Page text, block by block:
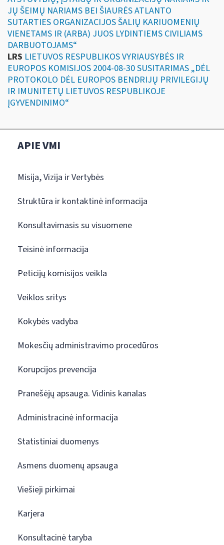
JŲ ŠEIMŲ NARIAMS BEI ŠIAURĖS ATLANTO
SUTARTIES ORGANIZACIJOS ŠALIŲ KARIUOMENIŲ
VIENETAMS IR (ARBA) JUOS LYDINTIEMS CIVILIAMS
DARBUOTOJAMS“
LRS LIETUVOS RESPUBLIKOS VYRIAUSYBĖS IR
EUROPOS KOMISIJOS 2004-08-30 SUSITARIMAS „DĖL
PROTOKOLO DĖL EUROPOS BENDRIJŲ PRIVILEGIJŲ
IR IMUNITETŲ LIETUVOS RESPUBLIKOJE
ĮGYVENDINIMO“
APIE VMI
Misija, Vizija ir Vertybės
Struktūra ir kontaktinė informacija
Konsultavimasis su visuomene
Teisinė informacija
Peticijų komisijos veikla
Veiklos sritys
Kokybės vadyba
Mokesčių administravimo procedūros
Korupcijos prevencija
Pranešėjų apsauga. Vidinis kanalas
Administracinė informacija
Statistiniai duomenys
Asmens duomenų apsauga
Viešieji pirkimai
Karjera
Konsultacinė taryba